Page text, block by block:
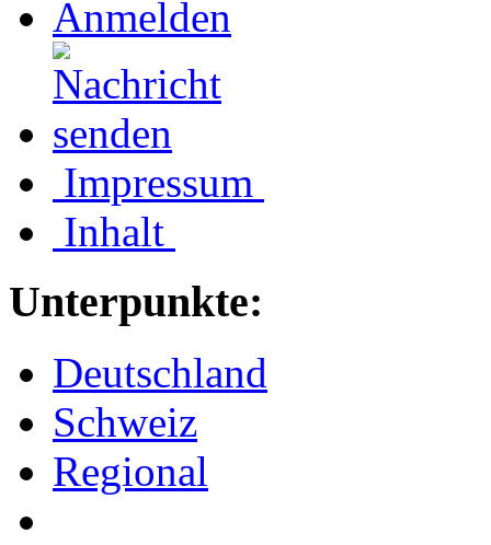
Impressum
Inhalt
Unterpunkte:
Deutschland
Schweiz
Regional